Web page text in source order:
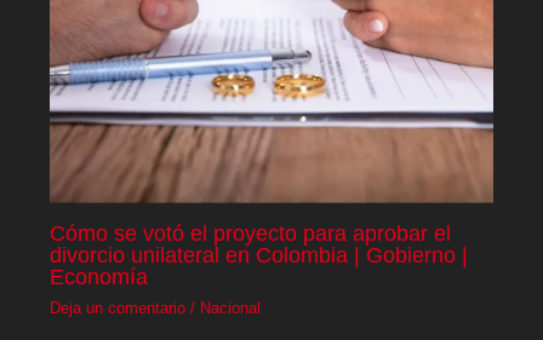
Cómo se votó el proyecto para aprobar el
divorcio unilateral en Colombia | Gobierno |
Economía
Deja un comentario / Nacional